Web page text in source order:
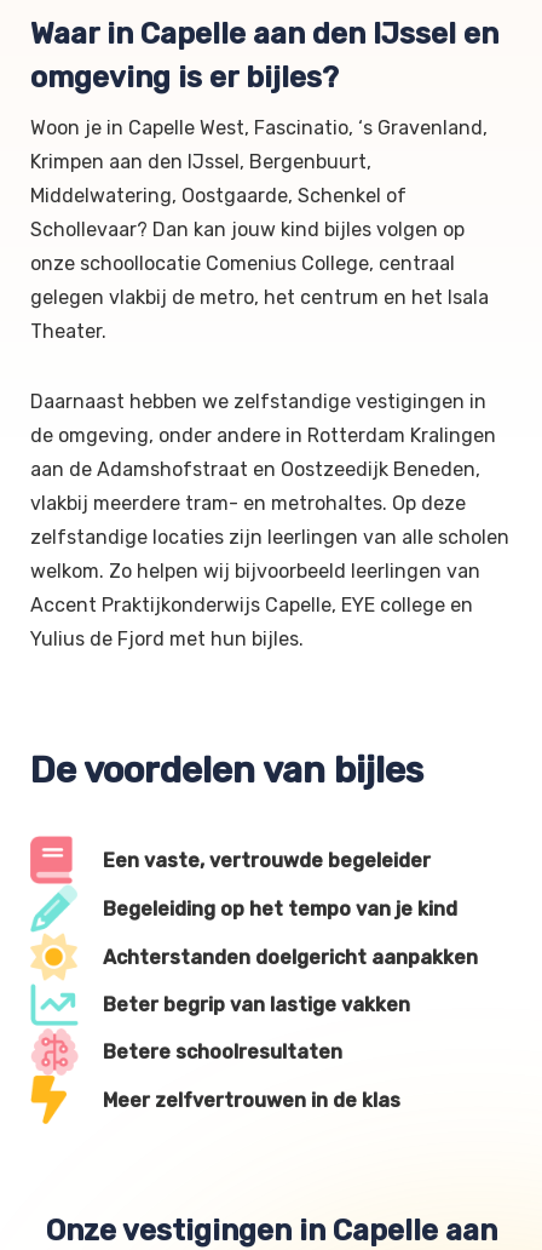
Waar in Capelle aan den IJssel en
omgeving is er bijles?
Woon je in Capelle West, Fascinatio, ‘s Gravenland,
Krimpen aan den IJssel, Bergenbuurt,
Middelwatering, Oostgaarde, Schenkel of
Schollevaar? Dan kan jouw kind bijles volgen op
onze schoollocatie Comenius College, centraal
gelegen vlakbij de metro, het centrum en het Isala
Theater.
Daarnaast hebben we zelfstandige vestigingen in
de omgeving, onder andere in Rotterdam Kralingen
aan de Adamshofstraat en Oostzeedijk Beneden,
vlakbij meerdere tram- en metrohaltes. Op deze
zelfstandige locaties zijn leerlingen van alle scholen
welkom. Zo helpen wij bijvoorbeeld leerlingen van
Accent Praktijkonderwijs Capelle, EYE college en
Yulius de Fjord met hun bijles.
De voordelen van bijles
Een vaste, vertrouwde begeleider
Begeleiding op het tempo van je kind
Achterstanden doelgericht aanpakken
Beter begrip van lastige vakken
Betere schoolresultaten
Meer zelfvertrouwen in de klas
Onze vestigingen in Capelle aan